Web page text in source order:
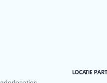
LOCATIE